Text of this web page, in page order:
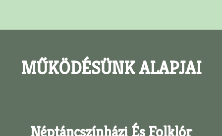
MŰKÖDÉSÜNK ALAPJAI
Néptáncszínházi És Folklór